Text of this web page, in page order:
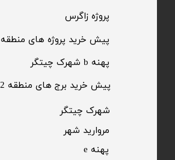
پیش خرید برج های منطقه 22
پهنه b شهرک چیتگر
پیش خرید پروژه های منطقه 22
​پروژه زاگرس
​شهرک چیتگر
مروارید شهر​​​​​​​
پهنه e